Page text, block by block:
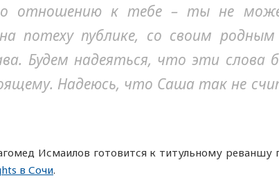
отношению к тебе – ты не
потеху публике, со своим
Будем надеяться, что эти слова
Надеюсь, что Саша так не
Исмаилов готовится к титульному реваншу
в Сочи.